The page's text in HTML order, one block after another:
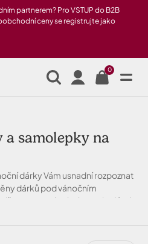
partnerem? Pro VSTUP do B2B
ceny se registrujte jako
0
dárky Vám usnadní rozpoznat
dárků pod vánočním
na samolepku komu je dárek